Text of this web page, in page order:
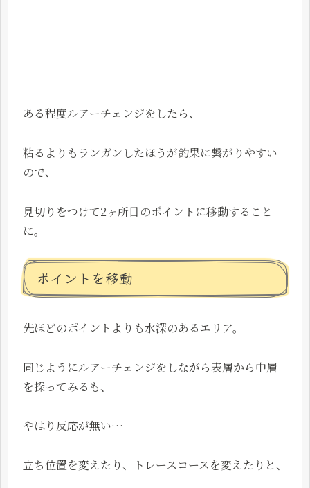
ある程度ルアーチェンジをしたら、
粘るよりもランガンしたほうが釣果に繋がりやすい
ので、
見切りをつけて2ヶ所目のポイントに移動すること
に。
ポイントを移動
先ほどのポイントよりも水深のあるエリア。
同じようにルアーチェンジをしながら表層から中層
を探ってみるも、
やはり反応が無い…
立ち位置を変えたり、トレースコースを変えたりと、